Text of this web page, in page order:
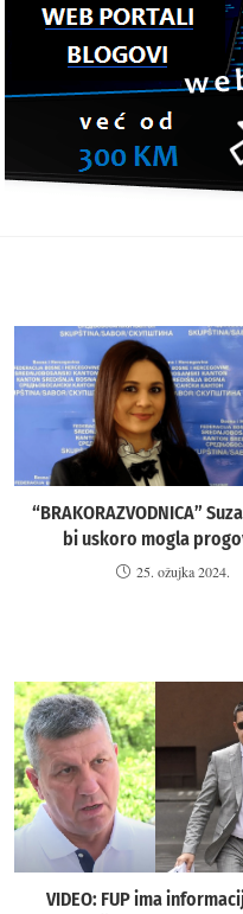
“BRAKORAZVODNICA”
bi uskoro mogla
25. ožujka 2024.
VIDEO: FUP ima